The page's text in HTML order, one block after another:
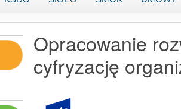
Opracowanie
cyfryzację